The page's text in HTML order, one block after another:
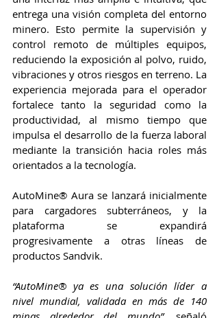
entrega una visión completa del entorno
minero. Esto permite la supervisión y
control remoto de múltiples equipos,
reduciendo la exposición al polvo, ruido,
vibraciones y otros riesgos en terreno. La
experiencia mejorada para el operador
fortalece tanto la seguridad como la
productividad, al mismo tiempo que
impulsa el desarrollo de la fuerza laboral
mediante la transición hacia roles más
orientados a la tecnología.
AutoMine® Aura se lanzará inicialmente
para cargadores subterráneos, y la
plataforma se expandirá
progresivamente a otras líneas de
productos Sandvik.
“AutoMine® ya es una solución líder a
nivel mundial, validada en más de 140